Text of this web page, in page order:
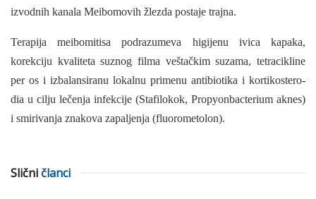
izvodnih kanala Meibomovih žlezda postaje trajna.
Terapija meibomitisa podrazumeva higijenu ivica kapaka,
korekciju kvaliteta suznog filma veštačkim suzama, tetracikline
per os i izbalansiranu lokalnu primenu antibiotika i kortikostero-
dia u cilju lečenja infekcije (Stafilokok, Propyonbacterium aknes)
i smirivanja znakova zapaljenja (fluorometolon).
Slični članci